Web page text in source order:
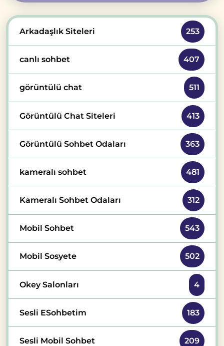
Arkadaşlık Siteleri 253
canlı sohbet 407
görüntülü chat 511
Görüntülü Chat Siteleri 413
Görüntülü Sohbet Odaları 363
kameralı sohbet 481
Kameralı Sohbet Odaları 312
Mobil Sohbet 543
Mobil Sosyete 502
Okey Salonları 4
Sesli ESohbetim 183
Sesli Mobil Sohbet 209